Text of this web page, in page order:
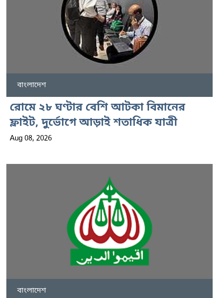
বাংলাদেশ
রোমে ২৮ ঘণ্টার বেশি আটকা বিমানের
ফ্লাইট, দুর্ভোগে আড়াই শতাধিক যাত্রী
Aug 08, 2026
বাংলাদেশ